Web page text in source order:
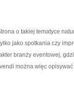
o takiej tematyce
jako spotkania czy
branży eventowej,
można więc